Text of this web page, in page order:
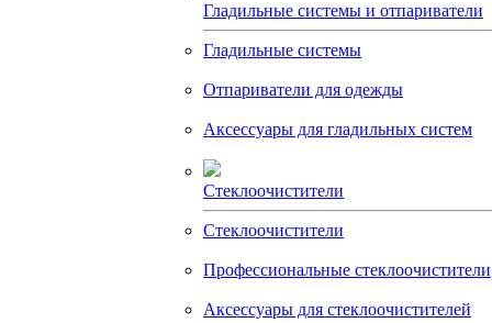
Гладильные системы и отпариватели
Гладильные системы
Отпариватели для одежды
Аксессуары для гладильных систем
Стеклоочистители
Стеклоочистители
Профессиональные стеклоочистители
Аксессуары для стеклоочистителей